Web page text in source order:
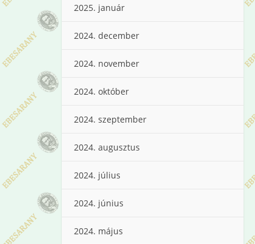
2025. január
2024. december
2024. november
2024. október
2024. szeptember
2024. augusztus
2024. július
2024. június
2024. május